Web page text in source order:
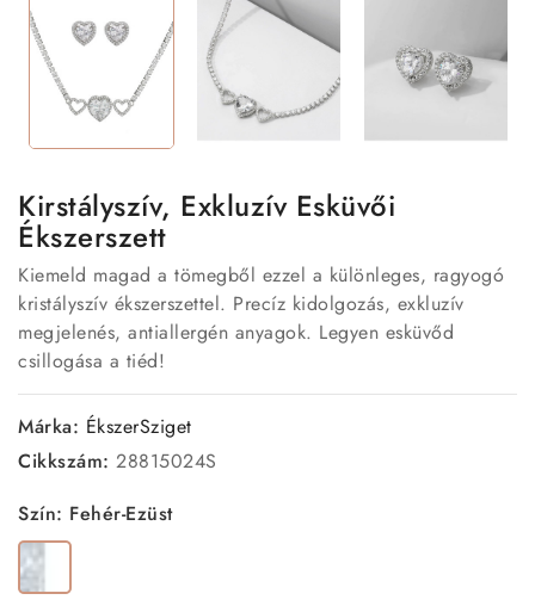
Kirstályszív, Exkluzív Esküvői
Ékszerszett
Kiemeld magad a tömegből ezzel a különleges, ragyogó
kristályszív ékszerszettel. Precíz kidolgozás, exkluzív
megjelenés, antiallergén anyagok. Legyen esküvőd
csillogása a tiéd!
Márka: ÉkszerSziget
Cikkszám: 28815024S
Szín: Fehér-Ezüst
Fehér-
Ezüst